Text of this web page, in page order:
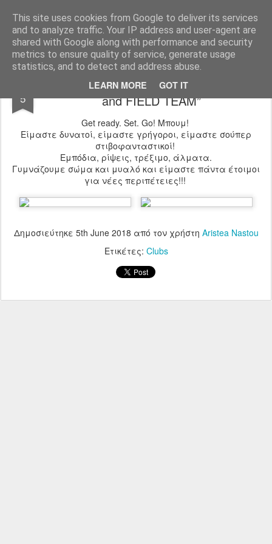
This site uses cookies from Google to deliver its services
and to analyze traffic. Your IP address and user-agent are
shared with Google along with performance and security
metrics to ensure quality of service, generate usage
statistics, and to detect and address abuse.
LEARN MORE GOT IT
Ιδιωτικό Δημοτικό Σχολείο "Ι.Μ.ΔΕΛΑΣΑΛ"
5
ΟΜΙΛΟΣ ΣΤΙΒΟΥ - “De La Salle TRACK
and FIELD TEAM”
Get ready. Set. Go! Μπουμ!
Είμαστε δυνατοί, είμαστε γρήγοροι, είμαστε σούπερ
στιβοφανταστικοί!
Εμπόδια, ρίψεις, τρέξιμο, άλματα.
Γυμνάζουμε σώμα και μυαλό και είμαστε πάντα έτοιμοι
για νέες περιπέτειες!!!
Δημοσιεύτηκε 5th June 2018 από τον χρήστη Aristea Nastou
Ετικέτες: Clubs